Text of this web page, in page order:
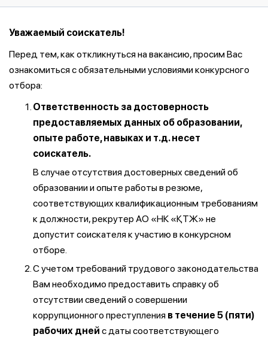
Уважаемый соискатель!
Перед тем, как откликнуться на вакансию, просим Вас
ознакомиться с обязательными условиями конкурсного
отбора:
Ответственность за достоверность
предоставляемых данных об образовании,
опыте работе, навыках и т.д. несет
соискатель.
В случае отсутствия достоверных сведений об
образовании и опыте работы в резюме,
соответствующих квалификационным требованиям
к должности, рекрутер АО «НК «ҚТЖ» не
допустит соискателя к участию в конкурсном
отборе.
С учетом требований трудового законодательства
Вам необходимо предоставить справку об
отсутствии сведений о совершении
коррупционного преступления в течение 5 (пяти)
рабочих дней с даты соответствующего